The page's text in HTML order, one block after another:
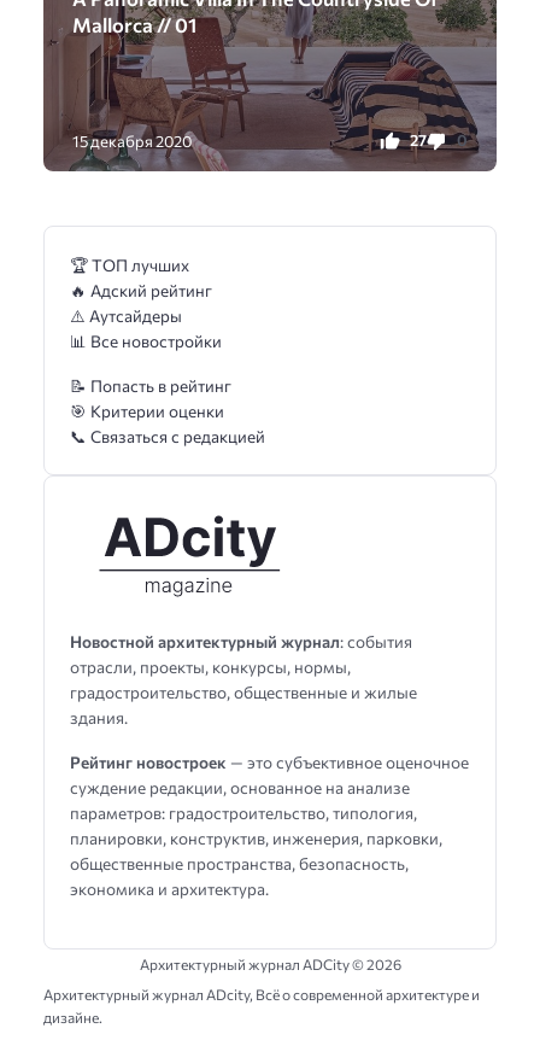
Mallorca // 01
15 декабря 2020 27 0
Новостной архитектурный журнал: события
отрасли, проекты, конкурсы, нормы,
градостроительство, общественные и жилые
здания.
Рейтинг новостроек — это субъективное оценочное
суждение редакции, основанное на анализе
параметров: градостроительство, типология,
планировки, конструктив, инженерия, парковки,
общественные пространства, безопасность,
экономика и архитектура.
🏆 ТОП лучших
🔥 Адский рейтинг
⚠️ Аутсайдеры
📊 Все новостройки
📝 Попасть в рейтинг
🎯 Критерии оценки
📞 Связаться с редакцией
Архитектурный журнал ADCity ©2026
Архитектурный журнал ADсity, Всё о современной архитектуре и
дизайне.